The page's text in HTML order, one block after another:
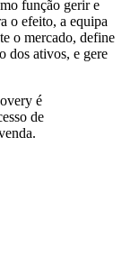
função gerir e
o efeito, a equipa
o mercado, define
dos ativos, e gere
é
de